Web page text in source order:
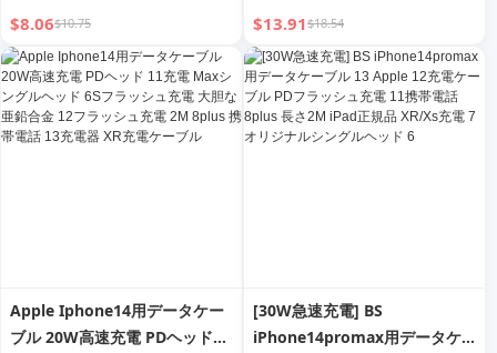
Apple 13 充電プラグ 12pro 急
速充電 iPhone11 携帯電話 XR
プラグ 8P データケーブル Max
$8.06$10.75
ケーブル Max携帯電話
Iphone11 One Suit Xsニュー
トラル XRプラグ 7正規品 8Plus
タブレットシングルヘッド 30
に適合
$13.91$18.54
Apple Iphone14用データケー
ブル 20W高速充電 PDヘッド
[30W急速充電] BS
iPhone14promax用データケ